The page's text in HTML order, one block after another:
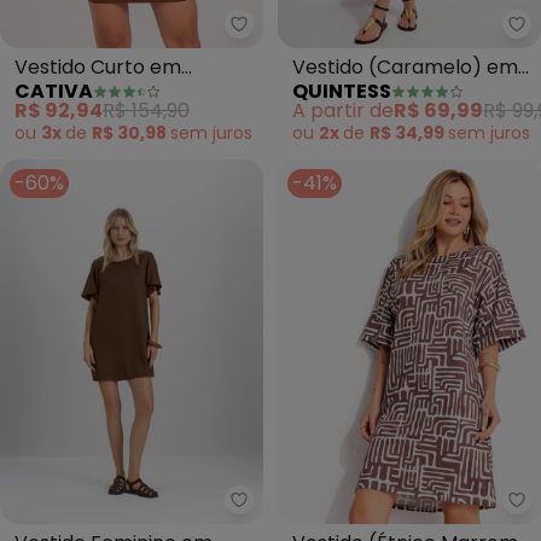
Cativa - Vestido Curto em
Vestido Curto em
Canelado (Marrom
Escuro)
CATIVA
R$ 92,94R$ 154,90
ou 3x de R$ 30,98 sem juros
Vestido (Caramelo) em
Malha Tweed
QUINTESS
A partir deR$ 69,99R$
ou 2x de R$ 34,99 sem juros
-60%
Essendi - Vestido Feminino em
-41%